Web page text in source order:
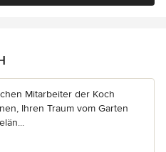
Mitarbeiter der Koch
Ihren Traum vom Garten